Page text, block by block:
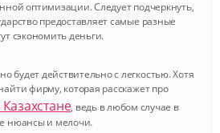
оптимизации. Следует подчеркнуть,
предоставляет самые разные
сэкономить деньги.
будет действительно с легкостью. Хотя
фирму, которая расскажет про
, ведь в любом случае в
нюансы и мелочи.